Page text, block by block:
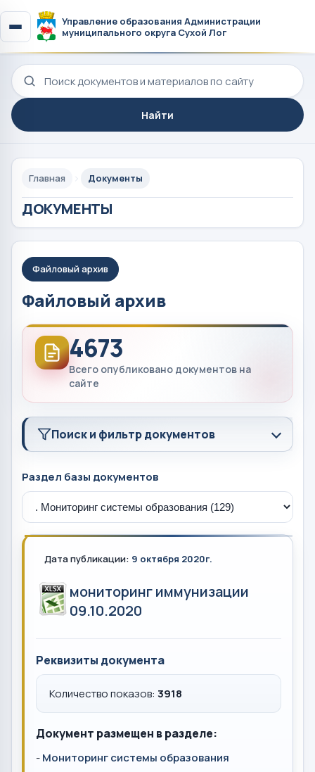
Управление образования Администрации
муниципального округа Сухой Лог
Поиск по сайту
Найти
Главная Документы
ДОКУМЕНТЫ
Файловый архив
Файловый архив
4673
Всего опубликовано документов на
сайте
Поиск и фильтр документов
Раздел базы документов
Дата публикации: 9 октября 2020г.
мониторинг иммунизации
09.10.2020
Реквизиты документа
Количество показов: 3918
Документ размещен в разделе:
-Мониторинг системы образования